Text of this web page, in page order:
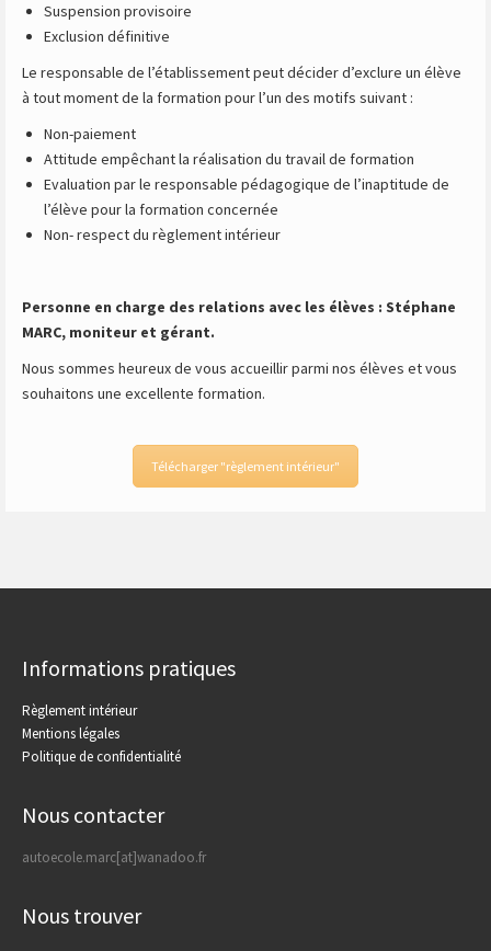
Suspension provisoire
Exclusion définitive
Le responsable de l’établissement peut décider d’exclure un élève
à tout moment de la formation pour l’un des motifs suivant :
Non-paiement
Attitude empêchant la réalisation du travail de formation
Evaluation par le responsable pédagogique de l’inaptitude de
l’élève pour la formation concernée
Non- respect du règlement intérieur
Personne en charge des relations avec les élèves : Stéphane
MARC, moniteur et gérant.
Nous sommes heureux de vous accueillir parmi nos élèves et vous
souhaitons une excellente formation.
Télécharger "règlement intérieur"
Informations pratiques
Règlement intérieur
Mentions légales
Politique de confidentialité
Nous contacter
autoecole.marc[at]wanadoo.fr
Nous trouver